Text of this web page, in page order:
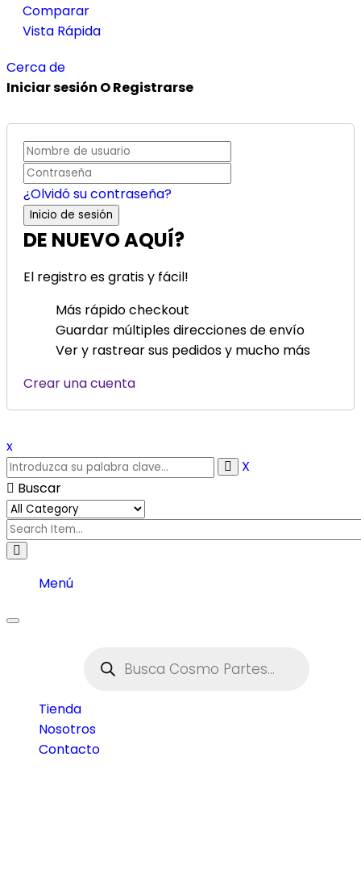
Comparar
Vista Rápida
Cerca de
Iniciar sesión O Registrarse
¿Olvidó su contraseña?
DE NUEVO AQUÍ?
El registro es gratis y fácil!
Más rápido checkout
Guardar múltiples direcciones de envío
Ver y rastrear sus pedidos y mucho más
Crear una cuenta
x
X
Buscar
Menú
Toggle
Tienda
Nosotros
Contacto